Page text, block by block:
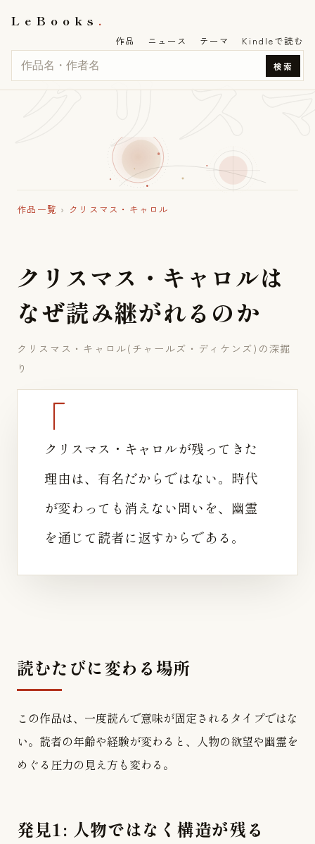
LeBooks
検索
作品 ニュース テーマ Kindleで読む
クリス
作品一覧 › クリスマス・キャロル
ク リ スマス ・ キ ャ ロルは
なぜ読み継がれる のか
クリスマス・キャロル(チャールズ・ディケンズ)の深掘
り
クリスマス・キャロルが残ってきた
理由は、有名だからではない。時代
が変わっても消えない問いを、幽霊
を通じて読者に返すからである。
読むたびに変わる場所
この作品は、一度読んで意味が固定されるタイプではな
い。読者の年齢や経験が変わると、人物の欲望や幽霊を
めぐる圧力の見え方も変わる。
発見1: 人物ではなく構造が残る